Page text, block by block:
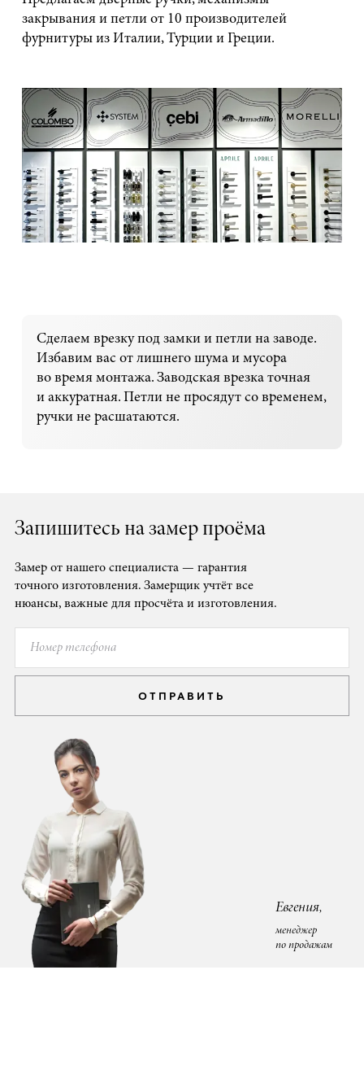
закрывания и петли от 10 производителей
фурнитуры из Италии, Турции и Греции.
Сделаем врезку под замки и петли на заводе.
Избавим вас от лишнего шума и мусора
во время монтажа. Заводская врезка точная
и аккуратная. Петли не просядут со временем,
ручки не расшатаются.
Запишитесь на замер проёма
Замер от нашего специалиста — гарантия
точного изготовления. Замерщик учтёт все
нюансы, важные для просчёта и изготовления.
ОТПРАВИТЬ
Евгения,
менеджер
по продажам